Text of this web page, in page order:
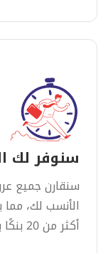
سنوفر لك
سنقارن جميع
الأنسب لك،
أكثر من 20 بنكًا بنفسك.